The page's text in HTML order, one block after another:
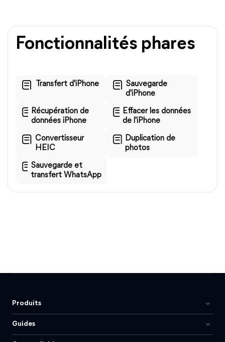
Fonctionnalités phares
Transfert d'iPhone
Sauvegarde
d'iPhone
Récupération de
données iPhone
Effacer les données
de l'iPhone
Convertisseur
HEIC
Duplication de
photos
Sauvegarde et
transfert WhatsApp
Produits
Guides